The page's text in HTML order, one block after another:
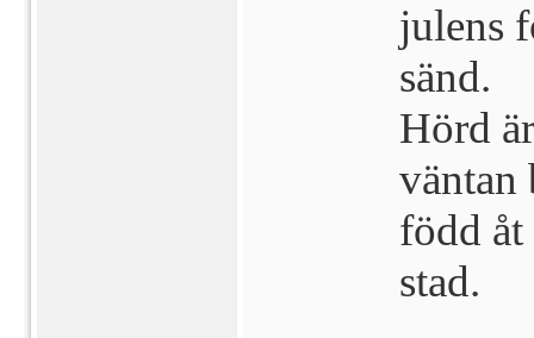
julens
sänd.
Hörd
väntan
född
stad.